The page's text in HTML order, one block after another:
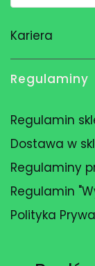
Kariera
Regulaminy
Regulamin
Dostawa w
Regulaminy
Regulamin
Polityka